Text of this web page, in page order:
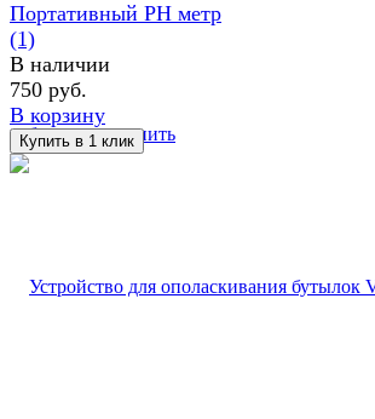
избранное сравнить
Портативный PH метр
(1)
В наличии
750 руб.
В корзину